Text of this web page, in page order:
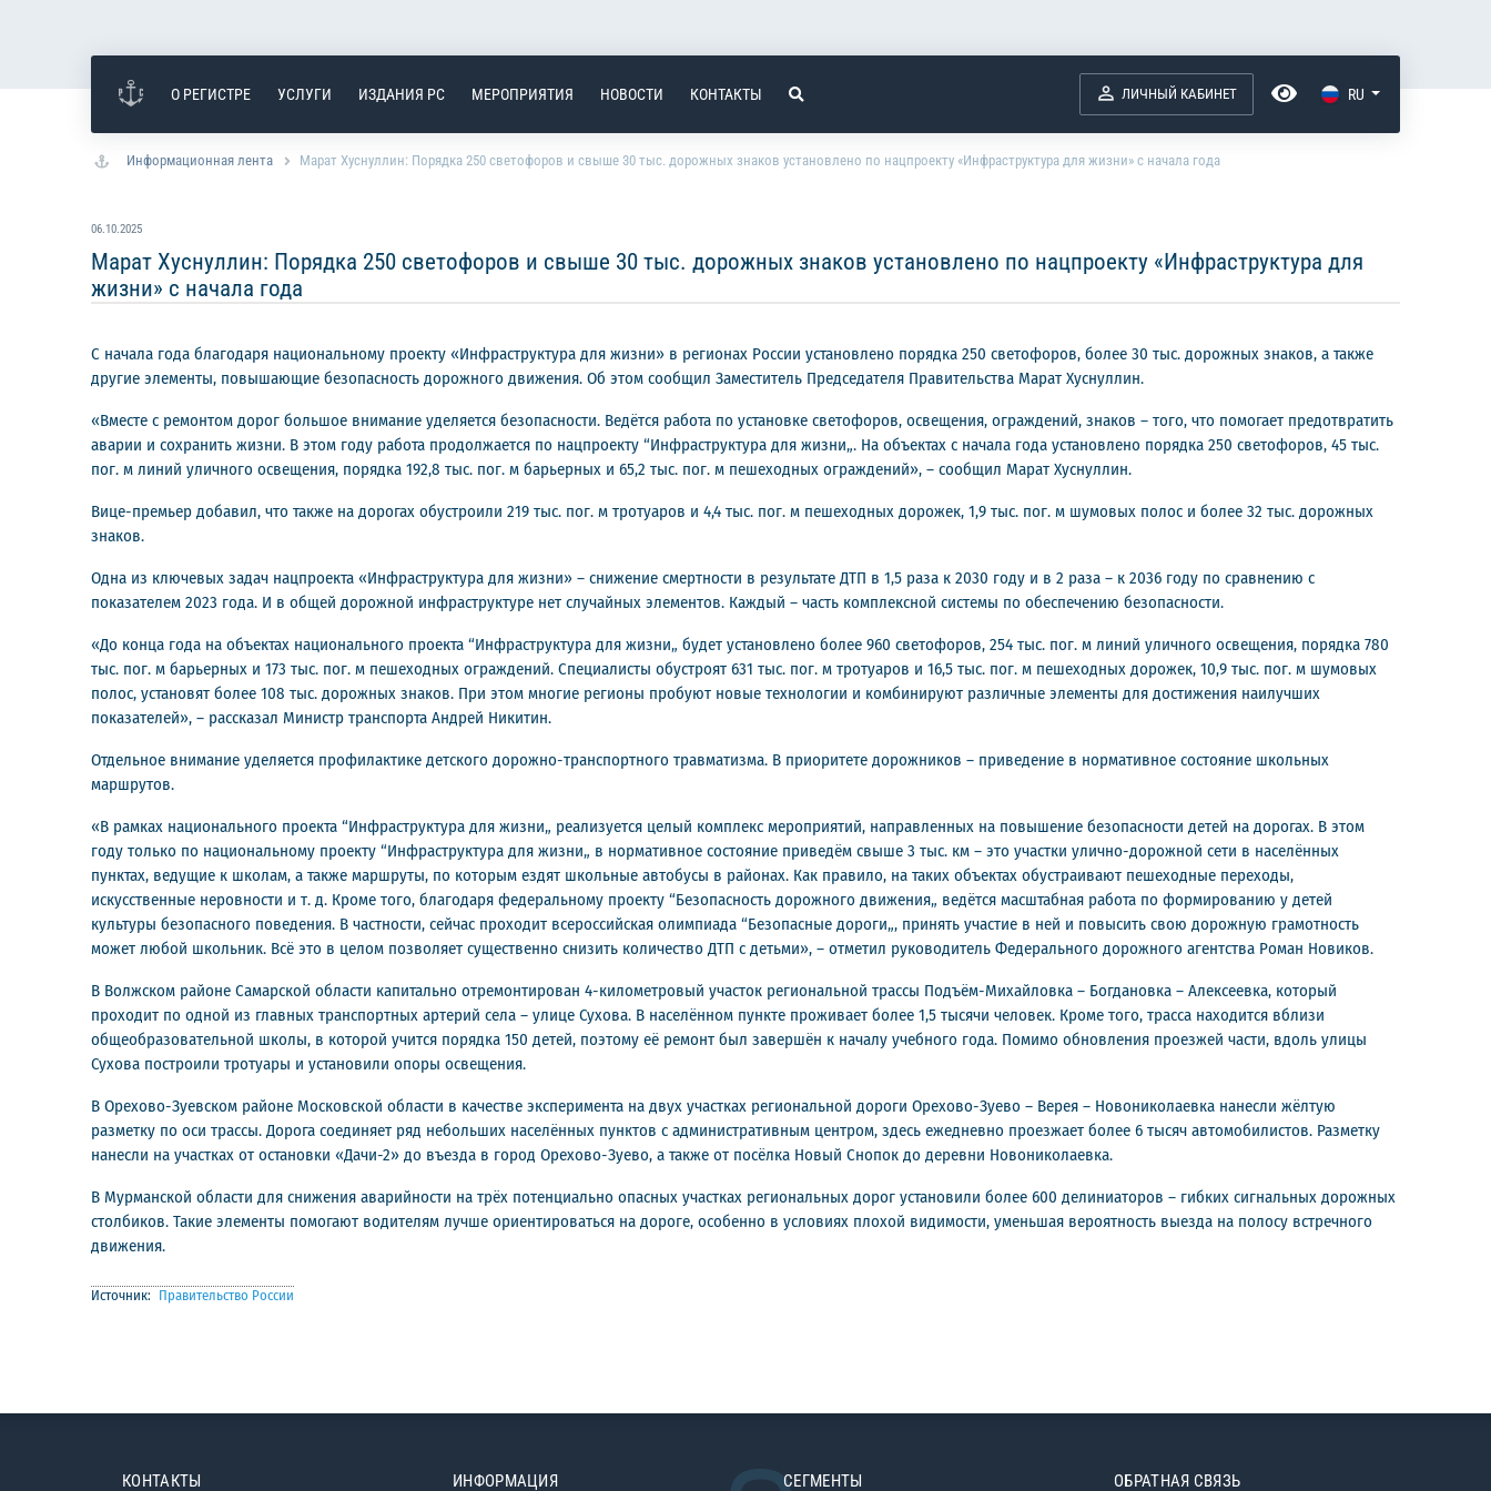
О РЕГИСТРЕ УСЛУГИ ИЗДАНИЯ РС МЕРОПРИЯТИЯ НОВОСТИ КОНТАКТЫ ЛИЧНЫЙ КАБИНЕТ RU
Информационная лента Марат Хуснуллин: Порядка 250 светофоров и свыше 30 тыс. дорожных знаков установлено по нацпроекту «Инфраструктура для жизни» с начала года
06.10.2025
Марат Хуснуллин: Порядка 250 светофоров и свыше 30 тыс. дорожных знаков установлено по нацпроекту «Инфраструктура для
жизни» с начала года
С начала года благодаря национальному проекту «Инфраструктура для жизни» в регионах России установлено порядка 250 светофоров, более 30 тыс. дорожных знаков, а также
другие элементы, повышающие безопасность дорожного движения. Об этом сообщил Заместитель Председателя Правительства Марат Хуснуллин.
«Вместе с ремонтом дорог большое внимание уделяется безопасности. Ведётся работа по установке светофоров, освещения, ограждений, знаков – того, что помогает предотвратить
аварии и сохранить жизни. В этом году работа продолжается по нацпроекту “Инфраструктура для жизни„. На объектах с начала года установлено порядка 250 светофоров, 45 тыс.
пог. м линий уличного освещения, порядка 192,8 тыс. пог. м барьерных и 65,2 тыс. пог. м пешеходных ограждений», – сообщил Марат Хуснуллин.
Вице-премьер добавил, что также на дорогах обустроили 219 тыс. пог. м тротуаров и 4,4 тыс. пог. м пешеходных дорожек, 1,9 тыс. пог. м шумовых полос и более 32 тыс. дорожных
знаков.
Одна из ключевых задач нацпроекта «Инфраструктура для жизни» – снижение смертности в результате ДТП в 1,5 раза к 2030 году и в 2 раза – к 2036 году по сравнению с
показателем 2023 года. И в общей дорожной инфраструктуре нет случайных элементов. Каждый – часть комплексной системы по обеспечению безопасности.
«До конца года на объектах национального проекта “Инфраструктура для жизни„ будет установлено более 960 светофоров, 254 тыс. пог. м линий уличного освещения, порядка 780
тыс. пог. м барьерных и 173 тыс. пог. м пешеходных ограждений. Специалисты обустроят 631 тыс. пог. м тротуаров и 16,5 тыс. пог. м пешеходных дорожек, 10,9 тыс. пог. м шумовых
полос, установят более 108 тыс. дорожных знаков. При этом многие регионы пробуют новые технологии и комбинируют различные элементы для достижения наилучших
показателей», – рассказал Министр транспорта Андрей Никитин.
Отдельное внимание уделяется профилактике детского дорожно-транспортного травматизма. В приоритете дорожников – приведение в нормативное состояние школьных
маршрутов.
«В рамках национального проекта “Инфраструктура для жизни„ реализуется целый комплекс мероприятий, направленных на повышение безопасности детей на дорогах. В этом
году только по национальному проекту “Инфраструктура для жизни„ в нормативное состояние приведём свыше 3 тыс. км – это участки улично-дорожной сети в населённых
пунктах, ведущие к школам, а также маршруты, по которым ездят школьные автобусы в районах. Как правило, на таких объектах обустраивают пешеходные переходы,
искусственные неровности и т. д. Кроме того, благодаря федеральному проекту “Безопасность дорожного движения„ ведётся масштабная работа по формированию у детей
культуры безопасного поведения. В частности, сейчас проходит всероссийская олимпиада “Безопасные дороги„, принять участие в ней и повысить свою дорожную грамотность
может любой школьник. Всё это в целом позволяет существенно снизить количество ДТП с детьми», – отметил руководитель Федерального дорожного агентства Роман Новиков.
В Волжском районе Самарской области капитально отремонтирован 4-километровый участок региональной трассы Подъём-Михайловка – Богдановка – Алексеевка, который
проходит по одной из главных транспортных артерий села – улице Сухова. В населённом пункте проживает более 1,5 тысячи человек. Кроме того, трасса находится вблизи
общеобразовательной школы, в которой учится порядка 150 детей, поэтому её ремонт был завершён к началу учебного года. Помимо обновления проезжей части, вдоль улицы
Сухова построили тротуары и установили опоры освещения.
В Орехово-Зуевском районе Московской области в качестве эксперимента на двух участках региональной дороги Орехово-Зуево – Верея – Новониколаевка нанесли жёлтую
разметку по оси трассы. Дорога соединяет ряд небольших населённых пунктов с административным центром, здесь ежедневно проезжает более 6 тысяч автомобилистов. Разметку
нанесли на участках от остановки «Дачи-2» до въезда в город Орехово-Зуево, а также от посёлка Новый Снопок до деревни Новониколаевка.
В Мурманской области для снижения аварийности на трёх потенциально опасных участках региональных дорог установили более 600 делиниаторов – гибких сигнальных дорожных
столбиков. Такие элементы помогают водителям лучше ориентироваться на дороге, особенно в условиях плохой видимости, уменьшая вероятность выезда на полосу встречного
движения.
Источник: Правительство России
КОНТАКТЫ ИНФОРМАЦИЯ СЕГМЕНТЫ ОБРАТНАЯ СВЯЗЬ